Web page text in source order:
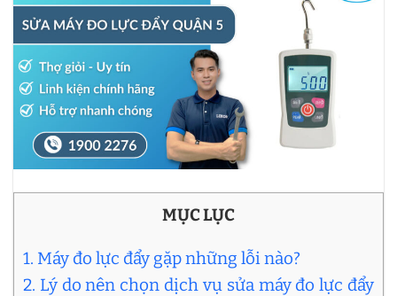
MỤC LỤC
1. Máy đo lực đẩy gặp những lỗi nào?
2. Lý do nên chọn dịch vụ sửa máy đo lực đẩy